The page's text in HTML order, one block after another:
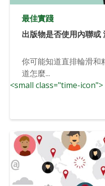
最佳實踐
出版物是否使用內聯或
你可能知道直排輪滑和
道怎麼...
<small class="time-